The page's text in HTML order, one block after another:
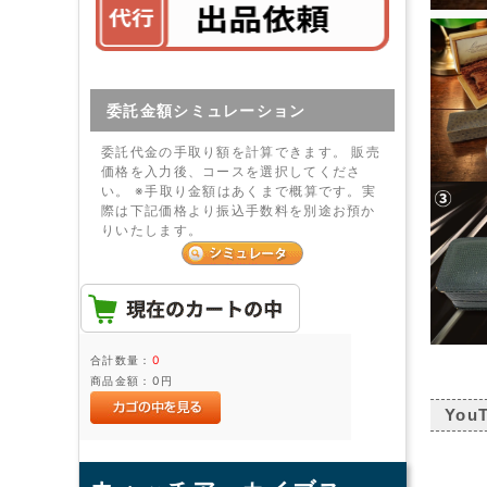
委託金額シミュレーション
委託代金の手取り額を計算できます。 販売
価格を入力後、コースを選択してくださ
い。 ※手取り金額はあくまで概算です。実
際は下記価格より振込手数料を別途お預か
りいたします。
合計数量： 0
商品金額： 0円